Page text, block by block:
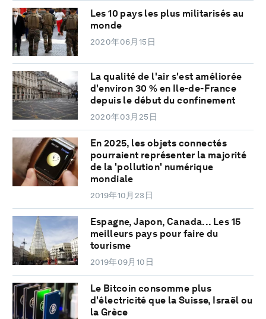
Les 10 pays les plus militarisés au
monde
2020年06月15日
La qualité de l'air s'est améliorée
d'environ 30 % en Ile-de-France
depuis le début du confinement
2020年03月25日
En 2025, les objets connectés
pourraient représenter la majorité
de la 'pollution' numérique
mondiale
2019年10月23日
Espagne, Japon, Canada... Les 15
meilleurs pays pour faire du
tourisme
2019年09月10日
Le Bitcoin consomme plus
d'électricité que la Suisse, Israël ou
la Grèce